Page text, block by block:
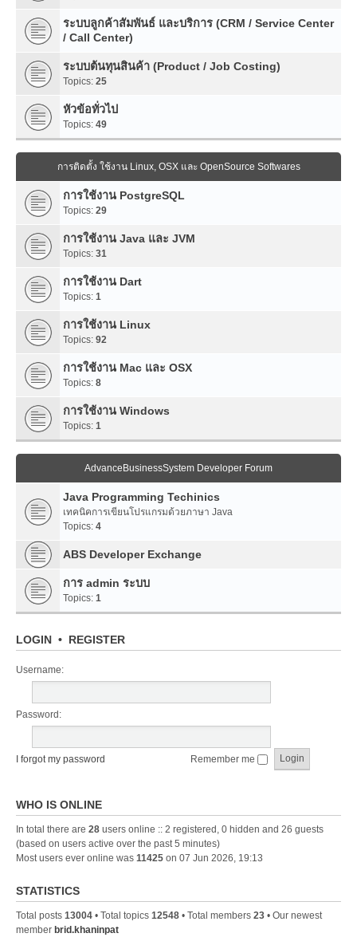
ระบบลูกค้าสัมพันธ์ และบริการ (CRM / Service Center
/ Call Center)
ระบบต้นทุนสินค้า (Product / Job Costing)
Topics: 25
หัวข้อทั่วไป
Topics: 49
การติดตั้ง ใช้งาน Linux, OSX และ OpenSource Softwares
การใช้งาน PostgreSQL
Topics: 29
การใช้งาน Java และ JVM
Topics: 31
การใช้งาน Dart
Topics: 1
การใช้งาน Linux
Topics: 92
การใช้งาน Mac และ OSX
Topics: 8
การใช้งาน Windows
Topics: 1
AdvanceBusinessSystem Developer Forum
Java Programming Techinics
เทคนิคการเขียนโปรแกรมด้วยภาษา Java
Topics: 4
ABS Developer Exchange
การ admin ระบบ
Topics: 1
LOGIN • REGISTER
Username:
Password:
I forgot my password Remember me
WHO IS ONLINE
In total there are 28 users online :: 2 registered, 0 hidden and 26 guests
(based on users active over the past 5 minutes)
Most users ever online was 11425 on 07 Jun 2026, 19:13
STATISTICS
Total posts 13004 • Total topics 12548 • Total members 23 • Our newest
member brid.khaninpat